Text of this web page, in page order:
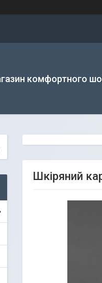
комфортного
Шкіряний